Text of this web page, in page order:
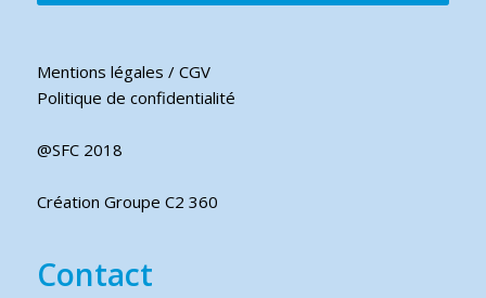
Mentions légales / CGV
Politique de confidentialité
@SFC 2018
Création Groupe C2 360
Contact